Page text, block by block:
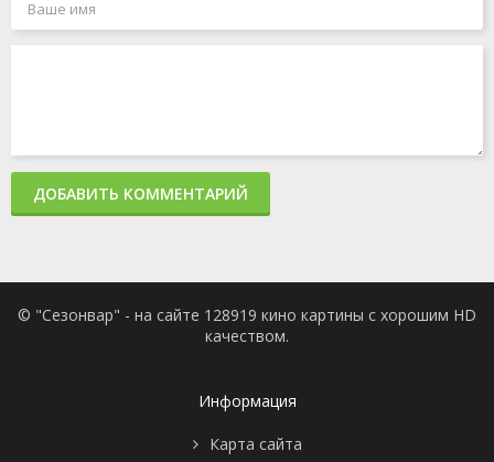
ДОБАВИТЬ КОММЕНТАРИЙ
© "Сезонвар" - на сайте 128919 кино картины с хорошим HD
качеством.
Информация
Карта сайта